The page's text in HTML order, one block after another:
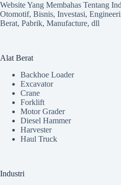
Website Yang Membahas Tentang
Otomotif, Bisnis, Investasi,
Berat, Pabrik, Manufacture, dll
Alat Berat
Backhoe Loader
Excavator
Crane
Forklift
Motor Grader
Diesel Hammer
Harvester
Haul Truck
Industri